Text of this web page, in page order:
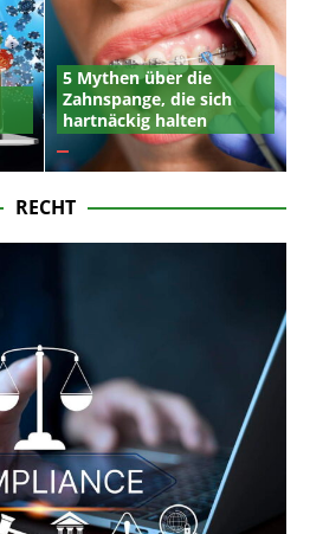
5 Mythen über die
Zahnspange, die sich
hartnäckig halten
RECHT